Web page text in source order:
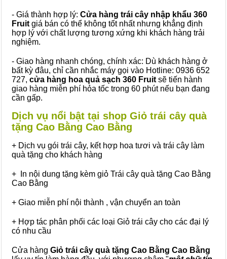
- Giá thành hợp lý: Cửa hàng trái cây nhập khẩu 360
Fruit giá bán có thể không tốt nhất nhưng khẳng định
hợp lý với chất lượng tương xứng khi khách hàng trải
nghiệm.
- Giao hàng nhanh chóng, chính xác: Dù khách hàng ở
bất kỳ đâu, chỉ cần nhắc máy gọi vào Hotline: 0936 652
727, cửa hàng hoa quả sạch 360 Fruit sẽ tiến hành
giao hàng miễn phí hỏa tốc trong 60 phút nếu bạn đang
cần gấp.
Dịch vụ nổi bật tại shop Giỏ trái cây quà
tặng Cao Bằng Cao Bằng
+ Dịch vụ gói trái cây, kết hợp hoa tươi và trái cây làm
quà tặng cho khách hàng
+ In nội dung tặng kèm giỏ Trái cây quà tặng Cao Bằng
Cao Bằng
+ Giao miễn phí nội thành , vận chuyển an toàn
+ Hợp tác phân phối các loại Giỏ trái cây cho các đại lý
có nhu cầu
Cửa hàng Giỏ trái cây quà tặng Cao Bằng Cao Bằng